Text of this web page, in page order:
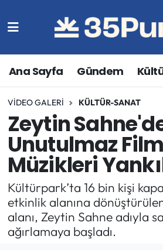
Ana Sayfa Gündem
VIDEO GALERI KÜLTÜR-SANAT
Zeytin
Unutulmaz Film
Müzikleri
Kültürpark’ta 16 bin kişi
etkinlik alanına
alanı, Zeytin Sahne adıyla
ağırlamaya başladı.